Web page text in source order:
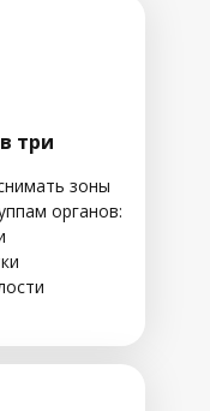
три
зоны
органов: